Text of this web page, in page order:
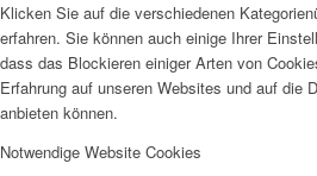
Klicken Sie auf die verschiedenen
erfahren. Sie können auch einige Ihrer
dass das Blockieren einiger Arten von
Erfahrung auf unseren Websites und auf die
anbieten können.
Notwendige Website Cookies